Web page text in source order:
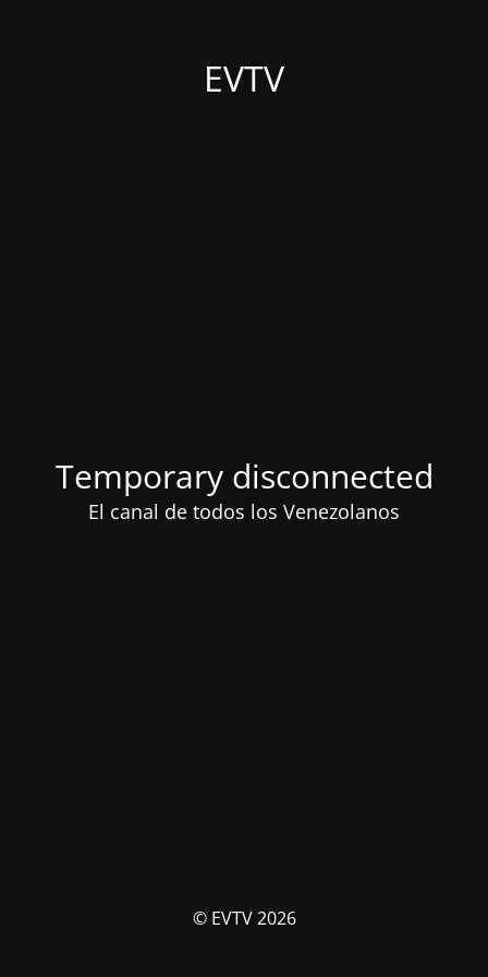
EVTV
Temporary disconnected
El canal de todos los Venezolanos
© EVTV 2026